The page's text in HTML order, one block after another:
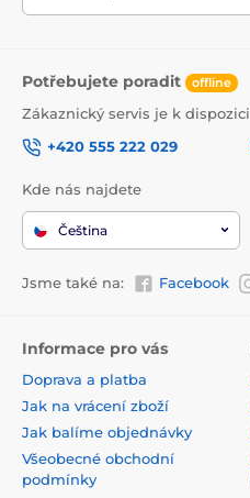
Potřebujete poradit offline
Zákaznický servis je k dispozici
+420 555 222 029
Kde nás najdete
Čeština
Jsme také na: Facebook
Informace pro vás
Doprava a platba
Jak na vrácení zboží
Jak balíme objednávky
Všeobecné obchodní
podmínky